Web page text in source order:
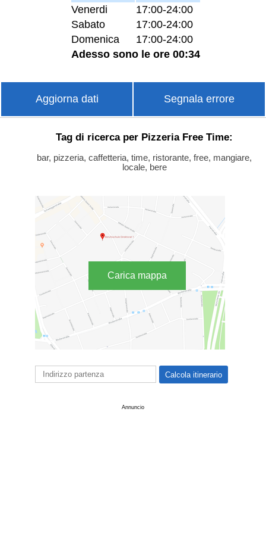
Venerdi
17:00-24:00
Sabato
17:00-24:00
Domenica
17:00-24:00
Adesso sono le ore 00:34
Aggiorna dati Segnala errore
Tag di ricerca per Pizzeria Free Time:
bar, pizzeria, caffetteria, time, ristorante, free, mangiare,
locale, bere
Carica mappa
Annuncio